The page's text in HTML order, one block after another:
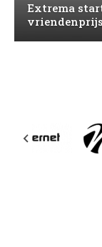
Extrema